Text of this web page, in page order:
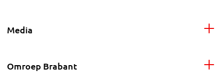
Media
Omroep Brabant